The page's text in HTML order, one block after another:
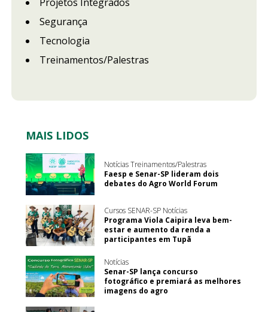
Segurança
Tecnologia
Treinamentos/Palestras
MAIS LIDOS
Notícias Treinamentos/Palestras
Faesp e Senar-SP lideram dois
debates do Agro World Forum
Cursos SENAR-SP Notícias
Programa Viola Caipira leva bem-
estar e aumento da renda a
participantes em Tupã
Notícias
Senar-SP lança concurso
fotográfico e premiará as melhores
imagens do agro